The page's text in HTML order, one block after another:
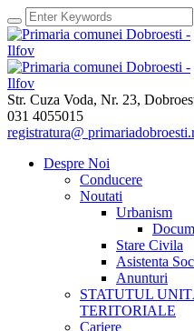
Str. Cuza Voda, Nr. 23,
031 4055015
registratura@
Despre Noi
Conducere
Noutati
Urbanism
Stare Civila
Asistenta
Anunturi
STATUTUL
TERITORIALE
Cariere